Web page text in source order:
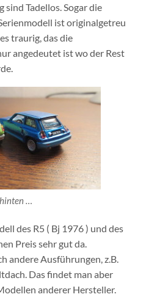
Tadellos. Sogar die
ist originalgetreu
traurig, das die
angedeutet ist wo der Rest
…
des R5 ( Bj 1976 ) und des
Preis sehr gut da.
andere Ausführungen, z.B.
Das findet man aber
anderer Hersteller.